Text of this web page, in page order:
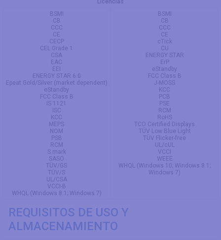
BSMI
CB
CCC
CE
CECP
CEL Grade 1
CSA
EAC
EEI
ENERGY STAR 6.0
Epeat Gold/Silver (market dependent)
eStandby
FCC Class B
IS 1121
ISC
KCC
MEPS
NOM
PSB
RCM
S mark
SASO
TÜV/GS
TÜV/S
UL/CSA
VCCI-B
WHQL (Windows 8.1; Windows 7)
BSMI
CB
CCC
CE
cTick
CU
ENERGY STAR
ErP
eStandby
FCC Class B
J-MOSS
KCC
PCB
PSE
RCM
RoHS
TCO Certified Displays
TÜV Low Blue Light
TÜV Flicker-free
UL/cUL
VCCI
WEEE
WHQL (Windows 10; Windows 8.1;
Windows 7)
REQUISITOS DE USO Y
ALMACENAMIENTO